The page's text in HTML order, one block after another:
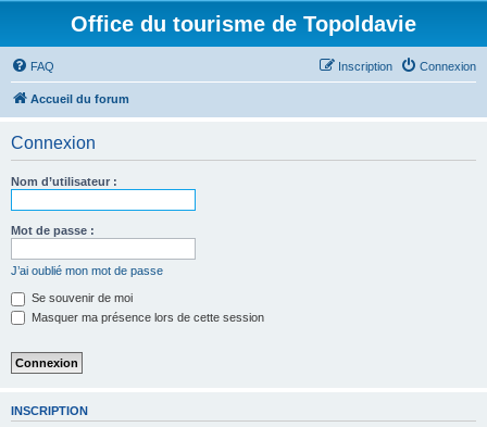
Office du tourisme de Topoldavie
FAQ Connexion
Inscription
Accueil du forum
Connexion
Nom d’utilisateur :
Mot de passe :
J’ai oublié mon mot de passe
Se souvenir de moi
Masquer ma présence lors de cette session
INSCRIPTION